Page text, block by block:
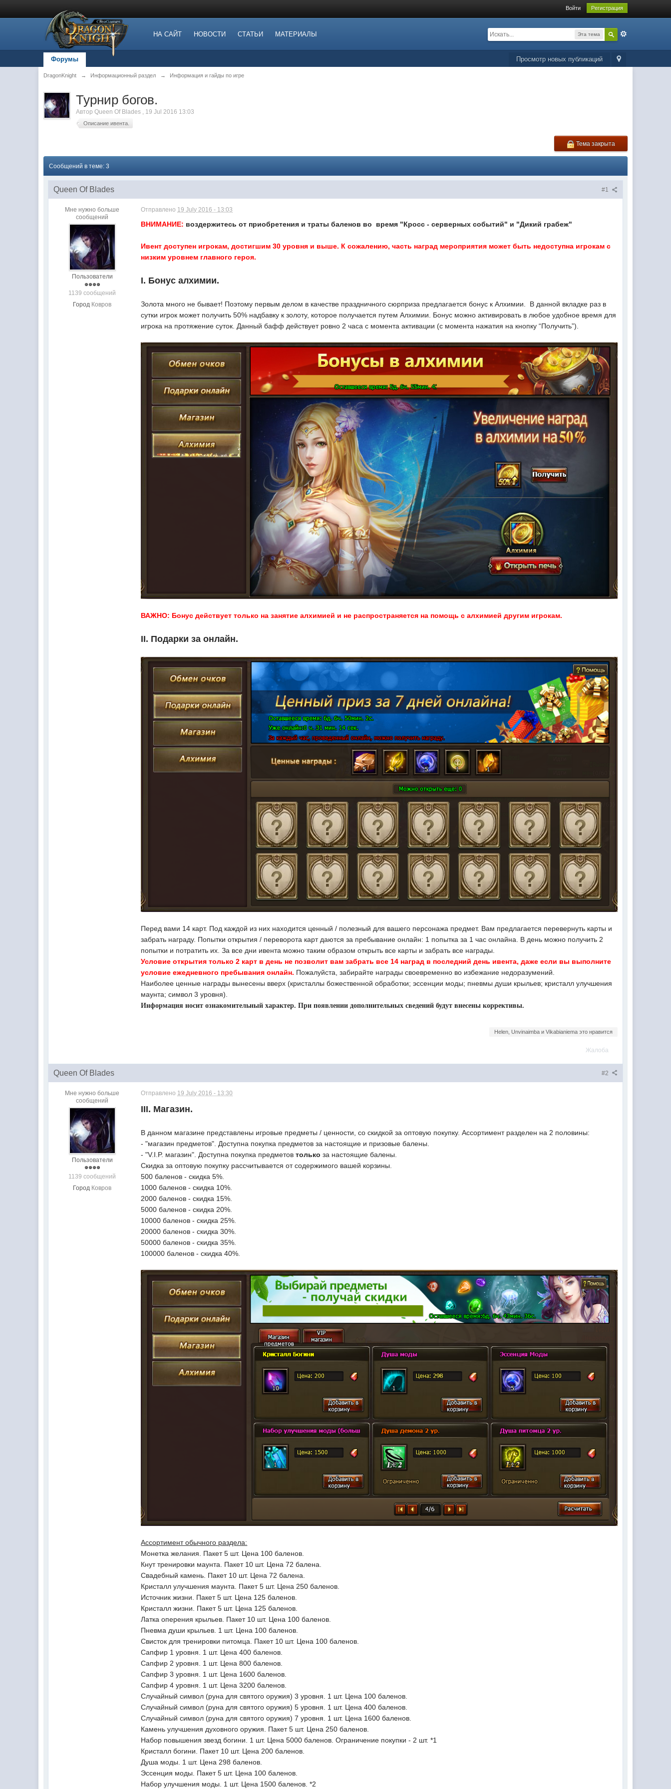
Войти Регистрация
НА САЙТ НОВОСТИ СТАТЬИ МАТЕРИАЛЫ Эта тема
Просмотр новых публикаций
Форумы
DragonKnight → Информационный раздел → Информация и гайды по игре
Турнир богов.
АвторQueen Of Blades , 19 Jul 2016 13:03
Описание ивента.
Тема закрыта
Сообщений в теме: 3
#1
Queen Of Blades
Мне нужно больше
сообщений
Пользователи
1139 сообщений
Город Ковров
Отправлено 19 July 2016 - 13:03
ВНИМАНИЕ: воздержитесь от приобретения и траты баленов во время "Кросс - серверных событий" и "Дикий грабеж"
Ивент доступен игрокам, достигшим 30 уровня и выше. К сожалению, часть наград мероприятия может быть недоступна игрокам с
низким уровнем главного героя.
I. Бонус алхимии.
Золота много не бывает! Поэтому первым делом в качестве праздничного сюрприза предлагается бонус к Алхимии. В данной вкладке раз в
сутки игрок может получить 50% надбавку к золоту, которое получается путем Алхимии. Бонус можно активировать в любое удобное время для
игрока на протяжение суток. Данный бафф действует ровно 2 часа с момента активации (с момента нажатия на кнопку “Получить”).
ВАЖНО: Бонус действует только на занятие алхимией и не распространяется на помощь с алхимией другим игрокам.
II. Подарки за онлайн.
Перед вами 14 карт. Под каждой из них находится ценный / полезный для вашего персонажа предмет. Вам предлагается перевернуть карты и
забрать награду. Попытки открытия / переворота карт даются за пребывание онлайн: 1 попытка за 1 час онлайна. В день можно получить 2
попытки и потратить их. За все дни ивента можно таким образом открыть все карты и забрать все награды.
Условие открытия только 2 карт в день не позволит вам забрать все 14 наград в последний день ивента, даже если вы выполните
условие ежедневного пребывания онлайн. Пожалуйста, забирайте награды своевременно во избежание недоразумений.
Наиболее ценные награды вынесены вверх (кристаллы божественной обработки; эссенции моды; пневмы души крыльев; кристалл улучшения
маунта; символ 3 уровня).
Информация носит ознакомительный характер. При появлении дополнительных сведений будут внесены коррективы.
Нelen, Unvinaimba и Vikabianiema это нравится
Жалоба
#2
Queen Of Blades
Мне нужно больше
сообщений
Пользователи
1139 сообщений
Город Ковров
Отправлено 19 July 2016 - 13:30
III. Магазин.
В данном магазине представлены игровые предметы / ценности, со скидкой за оптовую покупку. Ассортимент разделен на 2 половины:
- "магазин предметов". Доступна покупка предметов за настоящие и призовые балены.
- "V.I.P. магазин". Доступна покупка предметовтолько за настоящие балены.
Скидка за оптовую покупку рассчитывается от содержимого вашей корзины.
500 баленов - скидка 5%.
1000 баленов - скидка 10%.
2000 баленов - скидка 15%.
5000 баленов - скидка 20%.
10000 баленов - скидка 25%.
20000 баленов - скидка 30%.
50000 баленов - скидка 35%.
100000 баленов - скидка 40%.
Ассортимент обычного раздела:
Монетка желания. Пакет 5 шт. Цена 100 баленов.
Кнут тренировки маунта. Пакет 10 шт. Цена 72 балена.
Свадебный камень. Пакет 10 шт. Цена 72 балена.
Кристалл улучшения маунта. Пакет 5 шт. Цена 250 баленов.
Источник жизни. Пакет 5 шт. Цена 125 баленов.
Кристалл жизни. Пакет 5 шт. Цена 125 баленов.
Латка оперения крыльев. Пакет 10 шт. Цена 100 баленов.
Пневма души крыльев. 1 шт. Цена 100 баленов.
Свисток для тренировки питомца. Пакет 10 шт. Цена 100 баленов.
Сапфир 1 уровня. 1 шт. Цена 400 баленов.
Сапфир 2 уровня. 1 шт. Цена 800 баленов.
Сапфир 3 уровня. 1 шт. Цена 1600 баленов.
Сапфир 4 уровня. 1 шт. Цена 3200 баленов.
Случайный символ (руна для святого оружия) 3 уровня. 1 шт. Цена 100 баленов.
Случайный символ (руна для святого оружия) 5 уровня. 1 шт. Цена 400 баленов.
Случайный символ (руна для святого оружия) 7 уровня. 1 шт. Цена 1600 баленов.
Камень улучшения духовного оружия. Пакет 5 шт. Цена 250 баленов.
Набор повышения звезд богини. 1 шт. Цена 5000 баленов. Ограничение покупки - 2 шт. *1
Кристалл богини. Пакет 10 шт. Цена 200 баленов.
Душа моды. 1 шт. Цена 298 баленов.
Эссенция моды. Пакет 5 шт. Цена 100 баленов.
Набор улучшения моды. 1 шт. Цена 1500 баленов. *2